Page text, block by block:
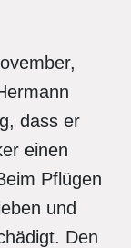
dass er
einen
Pflügen
und
Den